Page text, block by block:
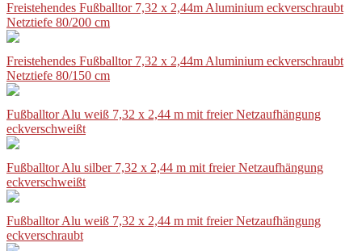
Freistehendes Fußballtor 7,32 x 2,44m Aluminium eckverschraubt
Netztiefe 80/200 cm
Freistehendes Fußballtor 7,32 x 2,44m Aluminium eckverschraubt
Netztiefe 80/150 cm
Fußballtor Alu weiß 7,32 x 2,44 m mit freier Netzaufhängung
eckverschweißt
Fußballtor Alu silber 7,32 x 2,44 m mit freier Netzaufhängung
eckverschweißt
Fußballtor Alu weiß 7,32 x 2,44 m mit freier Netzaufhängung
eckverschraubt